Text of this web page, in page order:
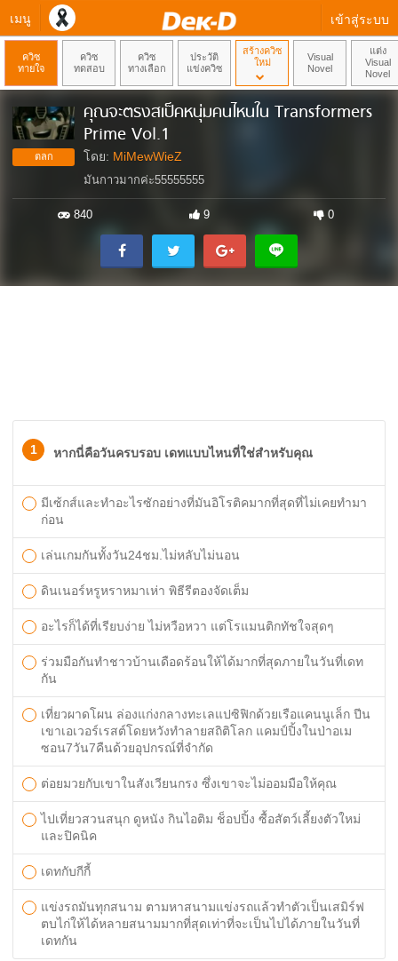
เมนู เข้าสู่ระบบ
ควิซ
ทายใจ
ควิซ
ทดสอบ
ควิซ
ทางเลือก
ประวัติ
แข่งควิซ
สร้างควิซ
ใหม่
Visual
Novel
แต่ง
Visual
Novel
ตลก
คุณจะตรงสเป็คหนุ่มคนไหนใน Transformers
Prime Vol.1
โดย: MiMewWieZ
มันกาวมากค่ะ55555555
840 9 0
1 หากนี่คือวันครบรอบ เดทแบบไหนที่ใช่สำหรับคุณ
มีเซ้กส์และทำอะไรซักอย่างที่มันอิโรติคมากที่สุดที่ไม่เคยทำมา
ก่อน
เล่นเกมกันทั้งวัน24ชม.ไม่หลับไม่นอน
ดินเนอร์หรูหราหมาเห่า พิธีรีตองจัดเต็ม
อะไรก็ได้ที่เรียบง่าย ไม่หวือหวา แต่โรแมนติกทัชใจสุดๆ
ร่วมมือกันทำชาวบ้านเดือดร้อนให้ได้มากที่สุดภายในวันที่เดท
กัน
เที่ยวผาดโผน ล่องแก่งกลางทะเลแปซิฟิกด้วยเรือแคนนูเล็ก ปีน
เขาเอเวอร์เรสต์โดยหวังทำลายสถิติโลก แคมป์ปิ้งในป่าอเม
ซอน7วัน7คืนด้วยอุปกรณ์ที่จำกัด
ต่อยมวยกับเขาในสังเวียนกรง ซึ่งเขาจะไม่ออมมือให้คุณ
ไปเที่ยวสวนสนุก ดูหนัง กินไอติม ช็อปปิ้ง ซื้อสัตว์เลี้ยงตัวใหม่
และปิคนิค
เดทกับกีกี้
แข่งรถมันทุกสนาม ตามหาสนามแข่งรถแล้วทำตัวเป็นเสมิร์ฟ
ตบไก่ให้ได้หลายสนามมากที่สุดเท่าที่จะเป็นไปได้ภายในวันที่
เดทกัน